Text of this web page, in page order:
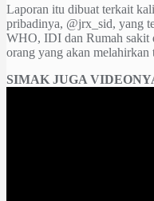
Laporan itu dibuat terkait
pribadinya, @jrx_sid, yang
WHO, IDI dan Rumah sakit
orang yang akan melahirkan
SIMAK JUGA